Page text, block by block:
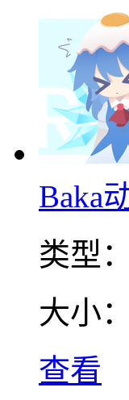
Baka
类型：
大小：
查看